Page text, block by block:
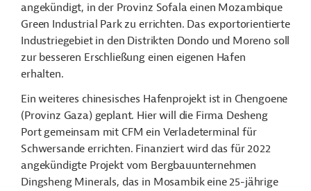
angekündigt, in der Provinz Sofala einen Mozambique
Green Industrial Park zu errichten. Das exportorientierte
Industriegebiet in den Distrikten Dondo und Moreno soll
zur besseren Erschließung einen eigenen Hafen
erhalten.
Ein weiteres chinesisches Hafenprojekt ist in Chengoene
(Provinz Gaza) geplant. Hier will die Firma Desheng
Port gemeinsam mit CFM ein Verladeterminal für
Schwersande errichten. Finanziert wird das für 2022
angekündigte Projekt vom Bergbauunternehmen
Dingsheng Minerals, das in Mosambik eine 25-jährige